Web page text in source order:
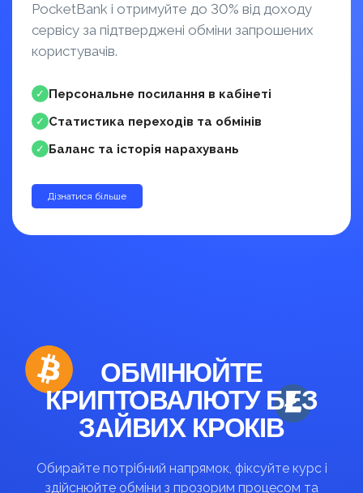
PocketBank і отримуйте до 30% від доходу
сервісу за підтверджені обміни запрошених
користувачів.
✓ Персональне посилання в кабінеті
✓ Статистика переходів та обмінів
✓ Баланс та історія нарахувань
Дізнатися більше
ОБМІНЮЙТЕ
КРИПТОВАЛЮТУ БЕЗ
ЗАЙВИХ КРОКІВ
Обирайте потрібний напрямок, фіксуйте курс і
здійснюйте обміни з прозорим процесом та